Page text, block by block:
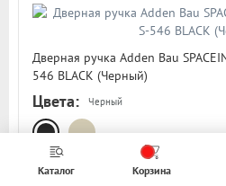
Дверная ручка Adden Bau
546 BLACK (Черный)
Цвета: Черный
Дверная ручка "Adden Bau"
современной коллекции
Каталог Корзина